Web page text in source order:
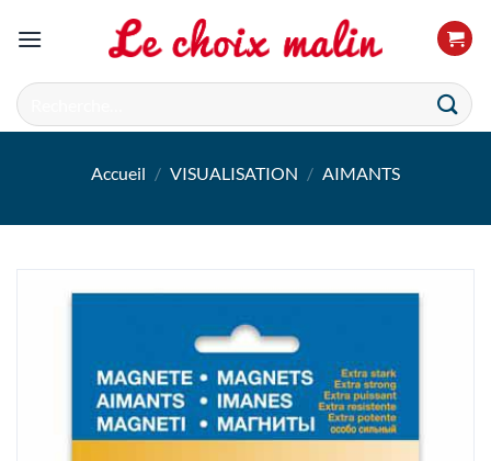
Recherche
pour :
Accueil / VISUALISATION / AIMANTS